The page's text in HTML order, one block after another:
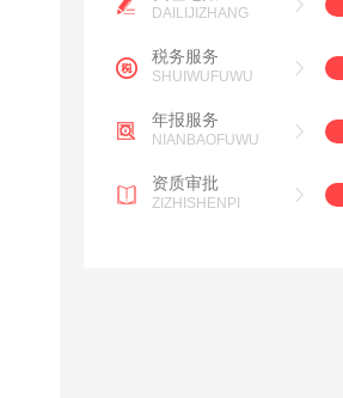
DAILIJIZHANG
税务服务
SHUIWUFUWU
年报服务
NIANBAOFUWU
资质审批
ZIZHISHENPI